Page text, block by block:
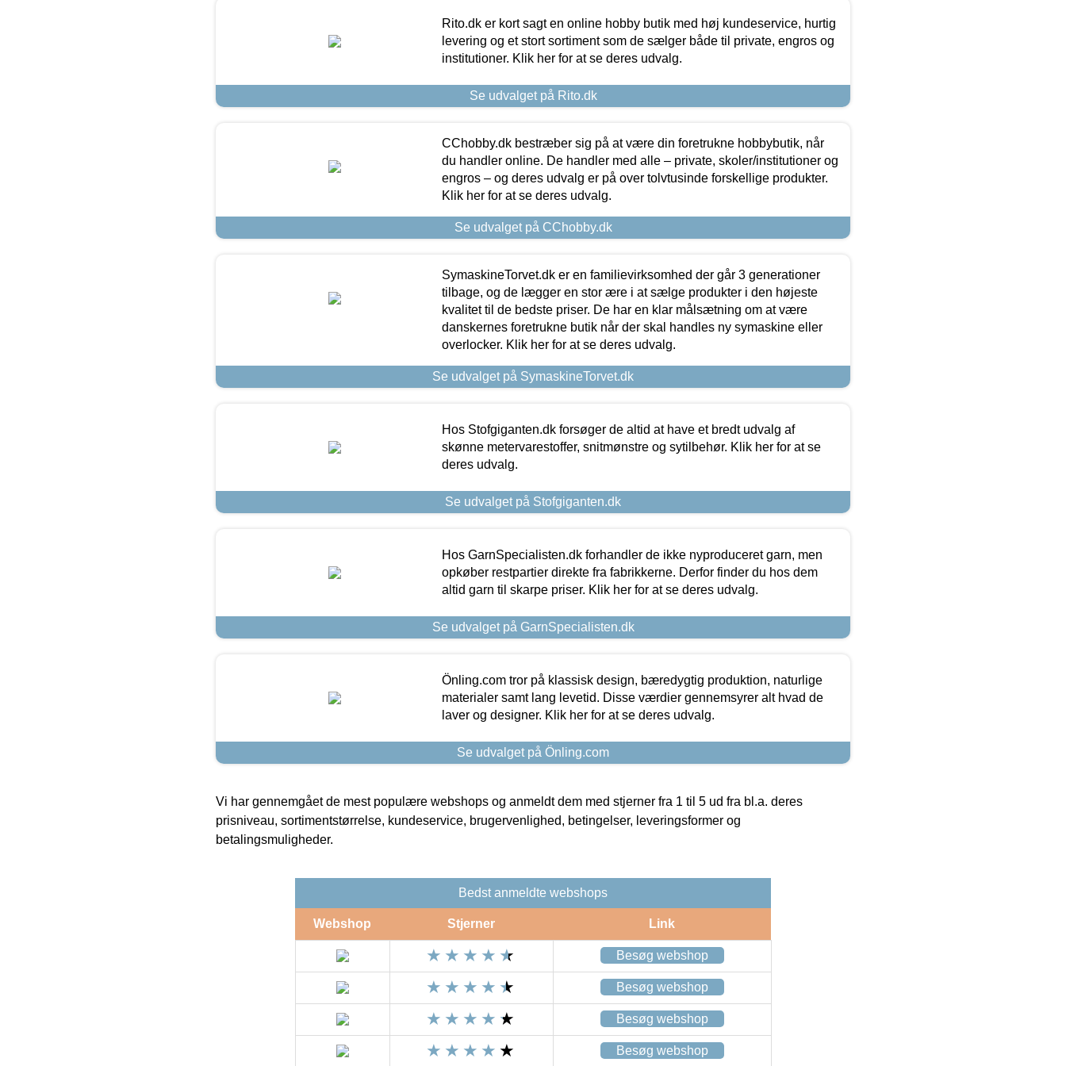
Rito.dk er kort sagt en online hobby butik med høj kundeservice, hurtig
levering og et stort sortiment som de sælger både til private, engros og
institutioner. Klik her for at se deres udvalg.
Se udvalget på Rito.dk
CChobby.dk bestræber sig på at være din foretrukne hobbybutik, når
du handler online. De handler med alle – private, skoler/institutioner og
engros – og deres udvalg er på over tolvtusinde forskellige produkter.
Klik her for at se deres udvalg.
Se udvalget på CChobby.dk
SymaskineTorvet.dk er en familievirksomhed der går 3 generationer
tilbage, og de lægger en stor ære i at sælge produkter i den højeste
kvalitet til de bedste priser. De har en klar målsætning om at være
danskernes foretrukne butik når der skal handles ny symaskine eller
overlocker. Klik her for at se deres udvalg.
Se udvalget på SymaskineTorvet.dk
Hos Stofgiganten.dk forsøger de altid at have et bredt udvalg af
skønne metervarestoffer, snitmønstre og sytilbehør. Klik her for at se
deres udvalg.
Se udvalget på Stofgiganten.dk
Hos GarnSpecialisten.dk forhandler de ikke nyproduceret garn, men
opkøber restpartier direkte fra fabrikkerne. Derfor finder du hos dem
altid garn til skarpe priser. Klik her for at se deres udvalg.
Se udvalget på GarnSpecialisten.dk
Önling.com tror på klassisk design, bæredygtig produktion, naturlige
materialer samt lang levetid. Disse værdier gennemsyrer alt hvad de
laver og designer. Klik her for at se deres udvalg.
Se udvalget på Önling.com
Vi har gennemgået de mest populære webshops og anmeldt dem med stjerner fra 1 til 5 ud fra bl.a. deres
prisniveau, sortimentstørrelse, kundeservice, brugervenlighed, betingelser, leveringsformer og
betalingsmuligheder.
Bedst anmeldte webshops
Webshop Stjerner Link
Besøg webshop
Besøg webshop
Besøg webshop
Besøg webshop